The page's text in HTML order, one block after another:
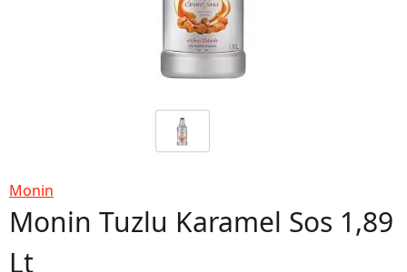
Monin
Monin Tuzlu Karamel Sos 1,89
Lt